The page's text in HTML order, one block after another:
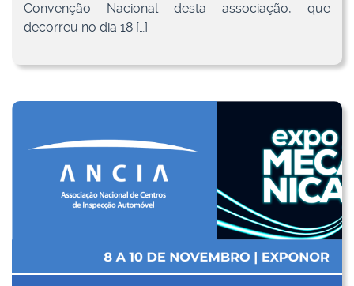
Convenção Nacional desta associação, que
decorreu no dia 18 […]